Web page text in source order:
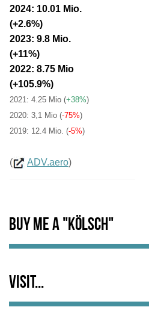
2024: 10.01 Mio.
(+2.6%)
2023: 9.8 Mio.
(+11%)
2022: 8.75 Mio
(+105.9%)
2021: 4.25 Mio (+38%)
2020: 3,1 Mio (-75%)
2019: 12.4 Mio. (-5%)
( ADV.aero)
Buy me a "Kölsch"
Visit...